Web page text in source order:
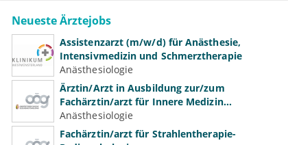
Neueste Ärztejobs
Assistenzarzt (m/w/d) für Anästhesie,
Intensivmedizin und Schmerztherapie
Anästhesiologie
Ärztin/Arzt in Ausbildung zur/zum
Fachärztin/arzt für Innere Medizin
(Kardiologie, Nephrologie, Intensivmedizin)
Anästhesiologie
Fachärztin/arzt für Strahlentherapie-